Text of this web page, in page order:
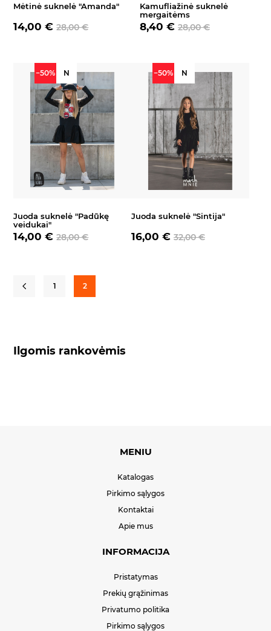
Mėtinė suknelė "Amanda"
14,00 €28,00 €
Kamufliažinė suknelė
mergaitėms
8,40 € 28,00 €
−50% N
Juoda suknelė "Padūkę
veidukai"
14,00 €28,00 €
−50% N
Juoda suknelė "Sintija"
16,00 € 32,00 €
1 2
Ilgomis rankovėmis
MENIU
Katalogas
Pirkimo sąlygos
Kontaktai
Apie mus
INFORMACIJA
Pristatymas
Prekių grąžinimas
Privatumo politika
Pirkimo sąlygos